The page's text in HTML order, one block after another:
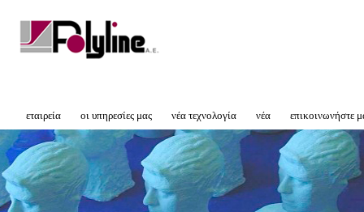
εταιρεία οι υπηρεσίες μας νέα τεχνολογία νέα επικοινωνήστε